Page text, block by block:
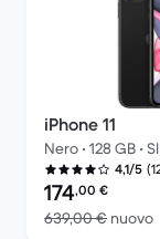
iPhone 11
Nero • 128 GB •
4,1/5
Prezzo del
174,00 €
639,00 € nuovo